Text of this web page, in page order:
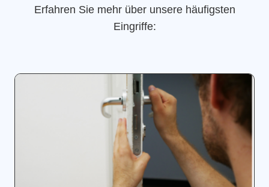
Erfahren Sie mehr über unsere häufigsten
Eingriffe: